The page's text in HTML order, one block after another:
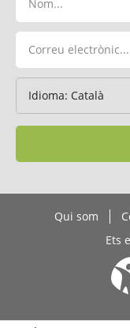
Qui som
Ets